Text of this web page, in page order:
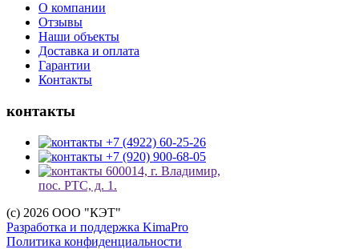
О компании
Отзывы
Наши объекты
Доставка и оплата
Гарантии
Контакты
контакты
+7 (4922) 60-25-26
+7 (920) 900-68-05
600014, г. Владимир,
пос. РТС, д. 1.
(c) 2026 ООО "КЭТ"
Разработка и поддержка KimaPro
Политика конфиденциальности